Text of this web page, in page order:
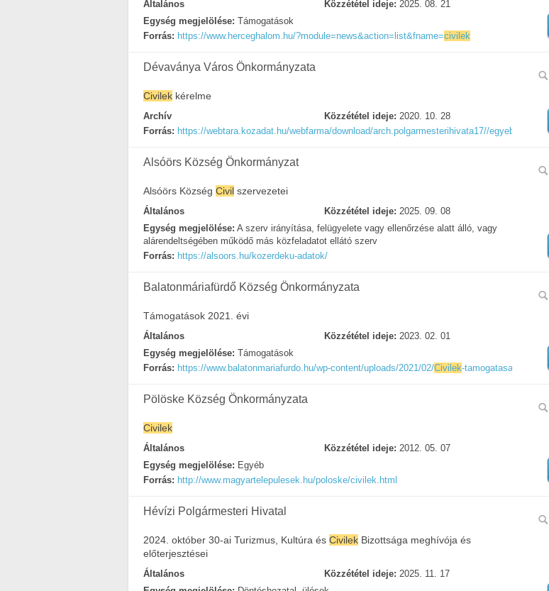
Általános Közzététel ideje: 2025. 08. 21
Egység megjelölése: Támogatások
Forrás: https://www.herceghalom.hu/?module=news&action=list&fname=civilek
Dévaványa Város Önkormányzata
Civilek kérelme
Archív Közzététel ideje: 2020. 10. 28
Forrás: https://webtara.kozadat.hu/webfarma/download/arch.polgarmesterihivata17//egyeb/
Alsóörs Község Önkormányzat
Alsóörs Község Civil szervezetei
Általános Közzététel ideje: 2025. 09. 08
Egység megjelölése: A szerv irányítása, felügyelete vagy ellenőrzése alatt álló, vagy
alárendeltségében működő más közfeladatot ellátó szerv
Forrás: https://alsoors.hu/kozerdeku-adatok/
Balatonmáriafürdő Község Önkormányzata
Támogatások 2021. évi
Általános Közzététel ideje: 2023. 02. 01
Egység megjelölése: Támogatások
Forrás: https://www.balatonmariafurdo.hu/wp-content/uploads/2021/02/Civilek-tamogatasa.pdf
Pölöske Község Önkormányzata
Civilek
Általános Közzététel ideje: 2012. 05. 07
Egység megjelölése: Egyéb
Forrás: http://www.magyartelepulesek.hu/poloske/civilek.html
Hévízi Polgármesteri Hivatal
2024. október 30-ai Turizmus, Kultúra és Civilek Bizottsága meghívója és
előterjesztései
Általános Közzététel ideje: 2025. 11. 17